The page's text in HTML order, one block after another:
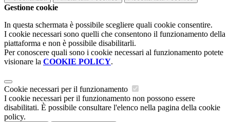
Gestione cookie
In questa schermata è possibile scegliere quali cookie consentire.
I cookie necessari sono quelli che consentono il funzionamento della
piattaforma e non è possibile disabilitarli.
Per conoscere quali sono i cookie necessari al funzionamento potete
visionare la COOKIE POLICY.
Cookie necessari per il funzionamento
I cookie necessari per il funzionamento non possono essere
disabilitati. È possibile consultare l'elenco nella pagina della cookie
policy.